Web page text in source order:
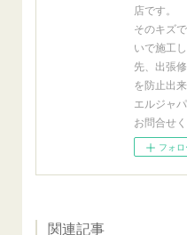
店です。
そのキズ
いで施工
先、出張
を防止出
エルジャ
お問合せ
フォロ
関連記事